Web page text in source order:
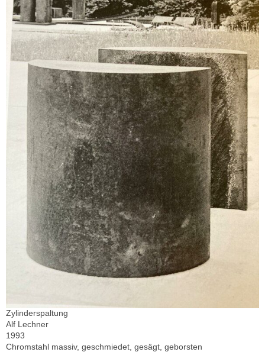
Zylinderspaltung
Alf Lechner
1993
Chromstahl massiv, geschmiedet, gesägt, geborsten